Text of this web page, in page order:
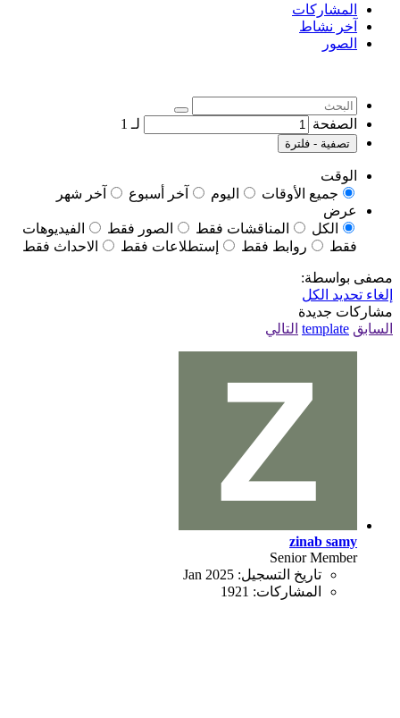
المشاركات
آخر نشاط
الصور
الصفحة لـ 1
تصفية - فلترة
الوقت
جميع الأوقات
اليوم آخر أسبوع
آخر شهر
عرض
الكل
المناقشات فقط الصور فقط
الفيديوهات
فقط
روابط فقط إستطلاعات فقط الاحداث فقط
مصفى بواسطة:
إلغاء تحديد الكل
مشاركات جديدة
السابق template التالي
zinab samy
Senior Member
تاريخ التسجيل: Jan 2025
المشاركات: 1921